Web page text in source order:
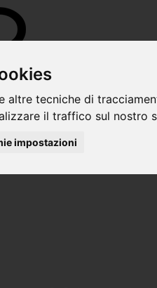
altre tecniche di
il traffico sul
impostazioni